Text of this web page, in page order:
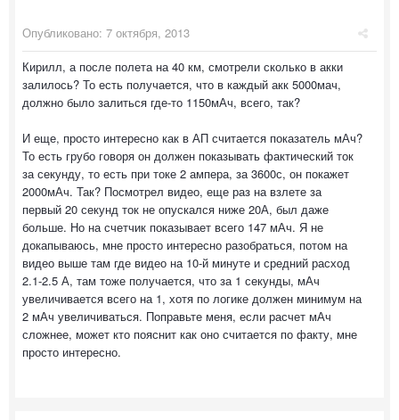
Опубликовано: 7 октября, 2013
Кирилл, а после полета на 40 км, смотрели сколько в акки
залилось? То есть получается, что в каждый акк 5000мач,
должно было залиться где-то 1150мАч, всего, так?
И еще, просто интересно как в АП считается показатель мАч?
То есть грубо говоря он должен показывать фактический ток
за секунду, то есть при токе 2 ампера, за 3600с, он покажет
2000мАч. Так? Посмотрел видео, еще раз на взлете за
первый 20 секунд ток не опускался ниже 20А, был даже
больше. Но на счетчик показывает всего 147 мАч. Я не
докапываюсь, мне просто интересно разобраться, потом на
видео выше там где видео на 10-й минуте и средний расход
2.1-2.5 А, там тоже получается, что за 1 секунды, мАч
увеличивается всего на 1, хотя по логике должен минимум на
2 мАч увеличиваться. Поправьте меня, если расчет мАч
сложнее, может кто пояснит как оно считается по факту, мне
просто интересно.